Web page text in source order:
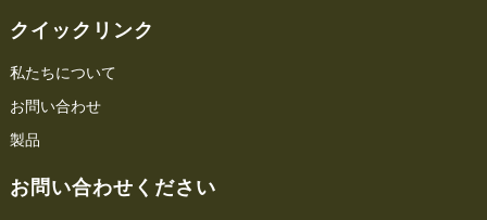
クイックリンク
私たちについて
お問い合わせ
製品
お問い合わせください